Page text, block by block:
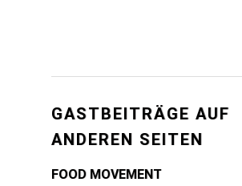
GASTBEITRÄGE AUF
ANDEREN SEITEN
FOOD MOVEMENT